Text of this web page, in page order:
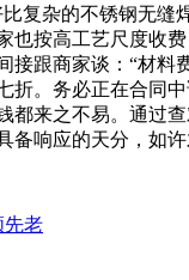
复杂的不锈钢无
按高工艺尺度收
跟商家谈：“材
。务必正在合同
来之不易。通过
响应的天分，如
先老